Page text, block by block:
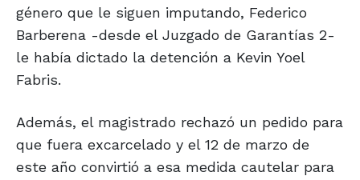
género que le siguen imputando, Federico
Barberena -desde el Juzgado de Garantías 2-
le había dictado la detención a Kevin Yoel
Fabris.
Además, el magistrado rechazó un pedido para
que fuera excarcelado y el 12 de marzo de
este año convirtió a esa medida cautelar para